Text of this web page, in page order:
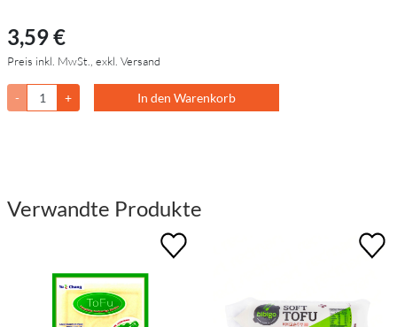
3,59 €
Preis inkl. MwSt., exkl. Versand
- + In den Warenkorb
Verwandte Produkte